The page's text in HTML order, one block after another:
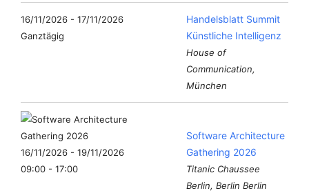
16/11/2026 - 17/11/2026
Ganztägig
Handelsblatt Summit
Künstliche Intelligenz
House of
Communication,
München
16/11/2026 - 19/11/2026
09:00 - 17:00
Software Architecture
Gathering 2026
Titanic Chaussee
Berlin, Berlin Berlin